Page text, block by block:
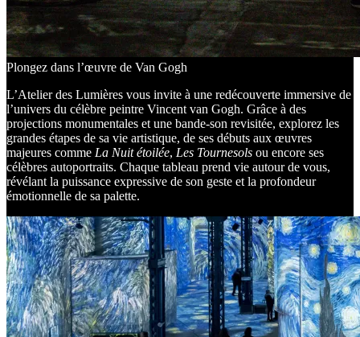
Plongez dans l’œuvre de Van Gogh
L’Atelier des Lumières vous invite à une redécouverte immersive de
l’univers du célèbre peintre Vincent van Gogh. Grâce à des
projections monumentales et une bande-son revisitée, explorez les
grandes étapes de sa vie artistique, de ses débuts aux œuvres
majeures comme La Nuit étoilée, Les Tournesols ou encore ses
célèbres autoportraits. Chaque tableau prend vie autour de vous,
révélant la puissance expressive de son geste et la profondeur
émotionnelle de sa palette.